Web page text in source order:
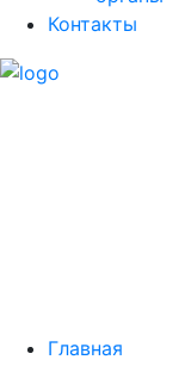
Контакты
Главная